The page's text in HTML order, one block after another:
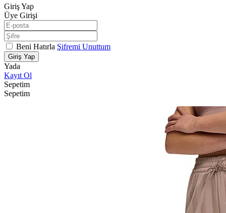
Giriş Yap
Üye Girişi
Beni Hatırla Şifremi Unuttum
Giriş Yap
Yada
Kayıt Ol
Sepetim
Sepetim